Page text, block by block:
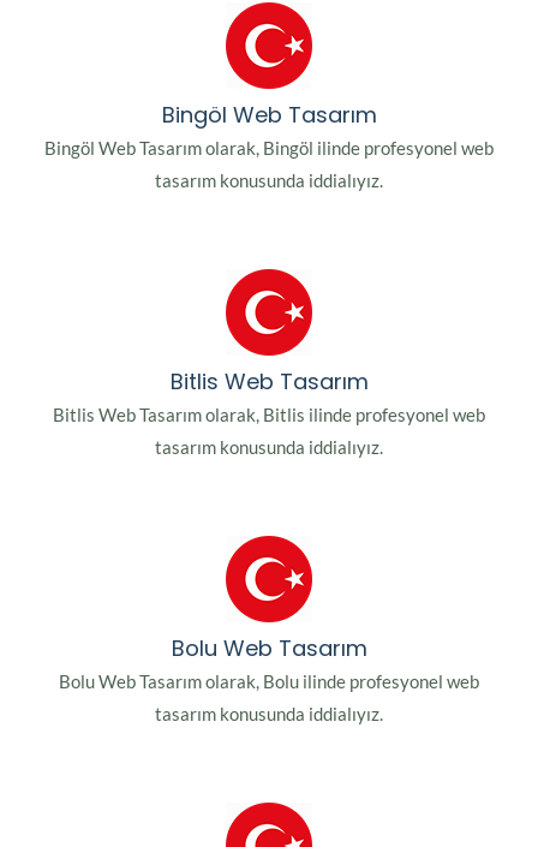
Bingöl Web Tasarım
Bingöl Web Tasarım olarak, Bingöl ilinde profesyonel web
tasarım konusunda iddialıyız.
Bitlis Web Tasarım
Bitlis Web Tasarım olarak, Bitlis ilinde profesyonel web
tasarım konusunda iddialıyız.
Bolu Web Tasarım
Bolu Web Tasarım olarak, Bolu ilinde profesyonel web
tasarım konusunda iddialıyız.